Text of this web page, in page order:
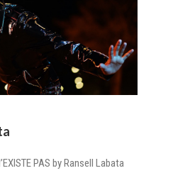
PAS by Ransell Labata